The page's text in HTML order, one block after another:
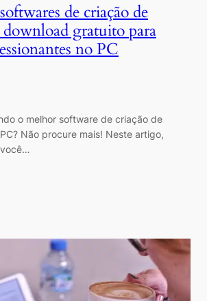
de criação de
download gratuito para
no PC
o melhor software de criação de
Não procure mais! Neste artigo,